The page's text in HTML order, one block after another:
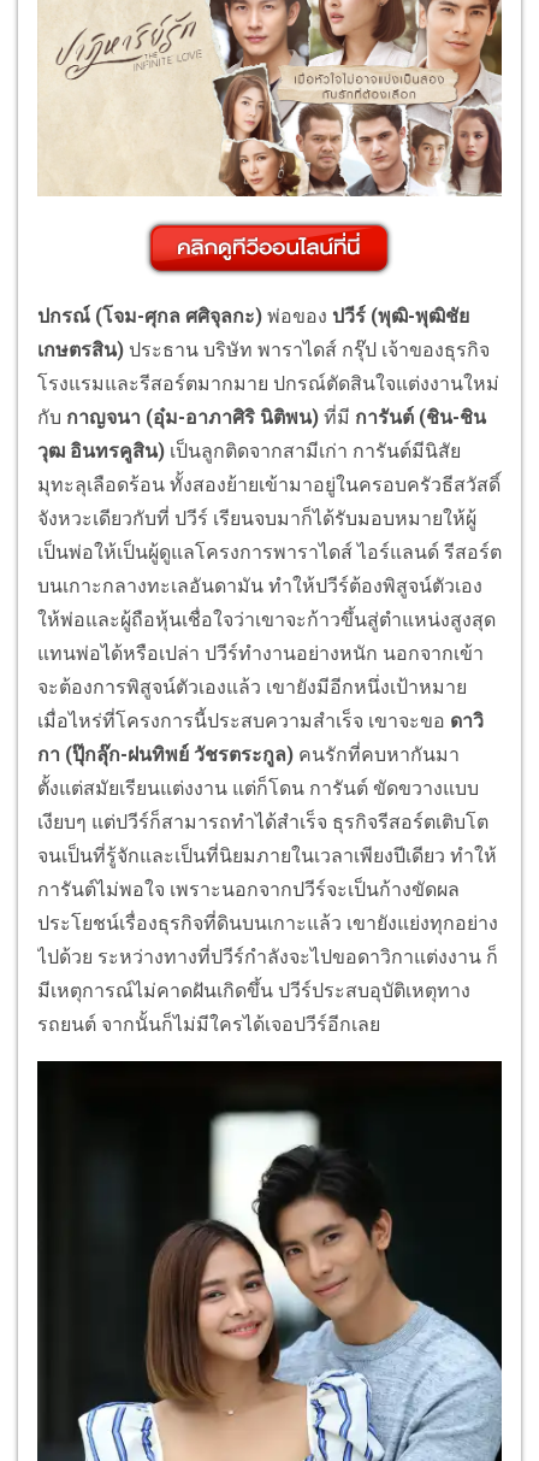
ปกรณ์ (โจม-ศุกล ศศิจุลกะ) พ่อของ ปวีร์ (พุฒิ-พุฒิชัย
เกษตรสิน) ประธาน บริษัท พาราไดส์ กรุ๊ป เจ้าของธุรกิจ
โรงแรมและรีสอร์ตมากมาย ปกรณ์ตัดสินใจแต่งงานใหม่
กับ กาญจนา (อุ๋ม-อาภาศิริ นิติพน) ที่มี การันต์ (ชิน-ชิน
วุฒ อินทรคูสิน) เป็นลูกติดจากสามีเก่า การันต์มีนิสัย
มุทะลุเลือดร้อน ทั้งสองย้ายเข้ามาอยู่ในครอบครัวธีสวัสดิ์
จังหวะเดียวกับที่ ปวีร์ เรียนจบมาก็ได้รับมอบหมายให้ผู้
เป็นพ่อให้เป็นผู้ดูแลโครงการพาราไดส์ ไอร์แลนด์ รีสอร์ต
บนเกาะกลางทะเลอันดามัน ทำให้ปวีร์ต้องพิสูจน์ตัวเอง
ให้พ่อและผู้ถือหุ้นเชื่อใจว่าเขาจะก้าวขึ้นสู่ตำแหน่งสูงสุด
แทนพ่อได้หรือเปล่า ปวีร์ทำงานอย่างหนัก นอกจากเข้า
จะต้องการพิสูจน์ตัวเองแล้ว เขายังมีอีกหนึ่งเป้าหมาย
เมื่อไหร่ที่โครงการนี้ประสบความสำเร็จ เขาจะขอ ดาวิ
กา (ปุ๊กลุ๊ก-ฝนทิพย์ วัชรตระกูล) คนรักที่คบหากันมา
ตั้งแต่สมัยเรียนแต่งงาน แต่ก็โดน การันต์ ขัดขวางแบบ
เงียบๆ แต่ปวีร์ก็สามารถทำได้สำเร็จ ธุรกิจรีสอร์ตเติบโต
จนเป็นที่รู้จักและเป็นที่นิยมภายในเวลาเพียงปีเดียว ทำให้
การันต์ไม่พอใจ เพราะนอกจากปวีร์จะเป็นก้างขัดผล
ประโยชน์เรื่องธุรกิจที่ดินบนเกาะแล้ว เขายังแย่งทุกอย่าง
ไปด้วย ระหว่างทางที่ปวีร์กำลังจะไปขอดาวิกาแต่งงาน ก็
มีเหตุการณ์ไม่คาดฝันเกิดขึ้น ปวีร์ประสบอุบัติเหตุทาง
รถยนต์ จากนั้นก็ไม่มีใครได้เจอปวีร์อีกเลย